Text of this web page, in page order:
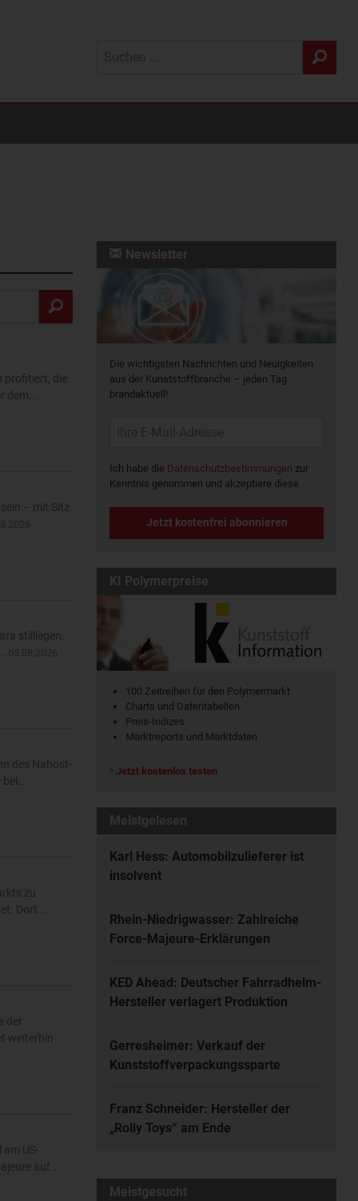
profitiert, die
– mit Sitz
stilllegen.
des Nahost-
zu
Dort...
der
weiterhin
US-
auf...
Newsletter
Die wichtigsten Nachrichten und Neuigkeiten
aus der Kunststoffbranche – jeden Tag
brandaktuell!
Ich habe die Datenschutzbestimmungen zur
Kenntnis genommen und akzeptiere diese.
Jetzt kostenfrei abonnieren
KI Polymerpreise
100 Zeitreihen für den Polymermarkt
Charts und Datentabellen
Preis-Indizes
Marktreports und Marktdaten
Jetzt kostenlos testen
Meistgelesen
Karl Hess: Automobilzulieferer ist
insolvent
Rhein-Niedrigwasser: Zahlreiche
Force-Majeure-Erklärungen
KED Ahead: Deutscher Fahrradhelm-
Hersteller verlagert Produktion
Gerresheimer: Verkauf der
Kunststoffverpackungssparte
Franz Schneider: Hersteller der
„Rolly Toys“ am Ende
Meistgesucht